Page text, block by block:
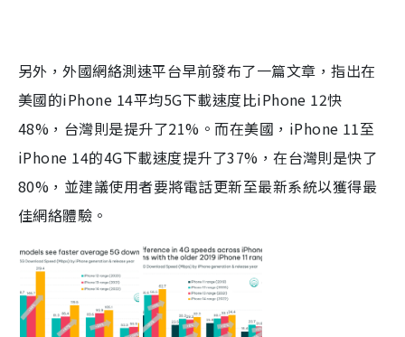
另外，外國網絡測速平台早前發布了一篇文章，指出在
美國的iPhone 14平均5G下載速度比iPhone 12快
48%，台灣則是提升了21%。而在美國，iPhone 11至
iPhone 14的4G下載速度提升了37%，在台灣則是快了
80%，並建議使用者要將電話更新至最新系統以獲得最
佳網絡體驗。